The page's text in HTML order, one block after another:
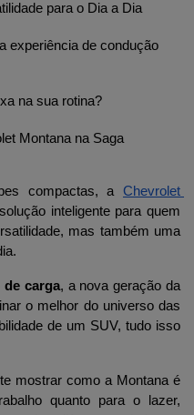
para o Dia a Dia
experiência de condução
na sua rotina?
Montana na Saga
compactas, a Chevrolet
inteligente para quem
de carga, a nova geração da
o melhor do universo das
de um SUV, tudo isso
mostrar como a Montana é
quanto para o lazer,